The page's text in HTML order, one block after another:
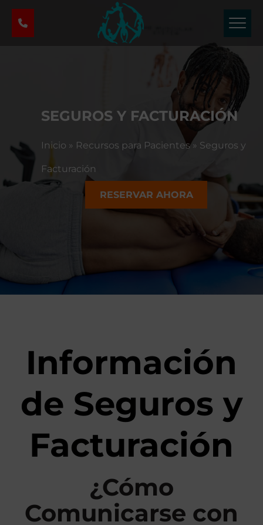
e
n
T
r
a
c
c
n
a
D
e
p
r
t
SEGUROS Y FACTURACIÓN
Inicio » Recursos para Pacientes» Seguros y
Facturación
RESERVAR AHORA
Información
de Seguros y
Facturación
¿Cómo
Comunicarse con